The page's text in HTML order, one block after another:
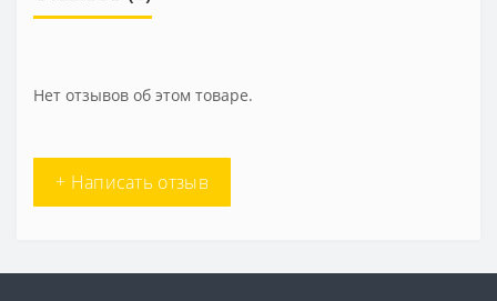
Нет отзывов об этом товаре.
+ Написать отзыв